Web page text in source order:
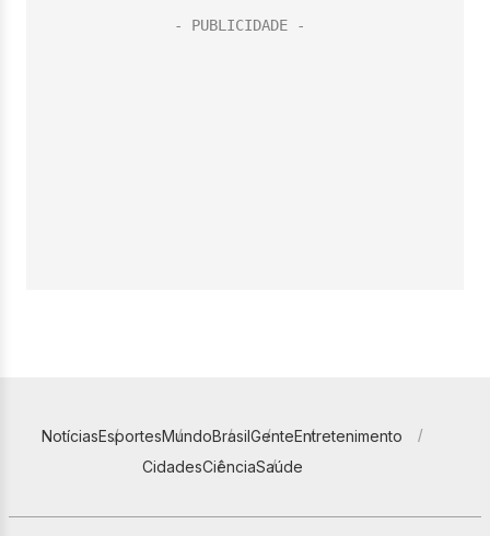
NotíciasEsportesMundoBrasilGenteEntretenimento
CidadesCiênciaSaúde